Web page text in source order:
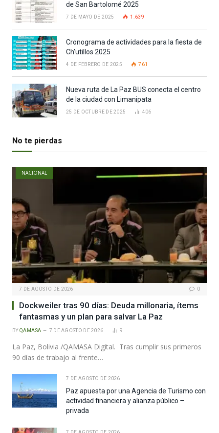
de San Bartolomé 2025
7 DE MAYO DE 2025 1.639
Cronograma de actividades para la fiesta de
Ch’utillos 2025
4 DE FEBRERO DE 2025 761
Nueva ruta de La Paz BUS conecta el centro
de la ciudad con Limanipata
25 DE OCTUBRE DE 2025 406
No te pierdas
NACIONAL
7 DE AGOSTO DE 2026 0
Dockweiler tras 90 días: Deuda millonaria, ítems
fantasmas y un plan para salvar La Paz
BY QAMASA 7 DE AGOSTO DE 2026 9
La Paz, Bolivia /QAMASA Digital. Tras cumplir sus primeros
90 días de trabajo al frente…
7 DE AGOSTO DE 2026
Paz apuesta por una Agencia de Turismo con
actividad financiera y alianza público –
privada